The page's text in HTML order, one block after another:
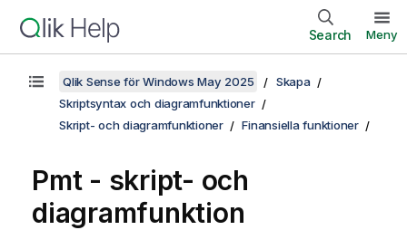
Search Meny
Qlik Sense för Windows May 2025
Skapa
Skriptsyntax och diagramfunktioner
Skript- och diagramfunktioner
Finansiella funktioner
Pmt - skript- och
diagramfunktion